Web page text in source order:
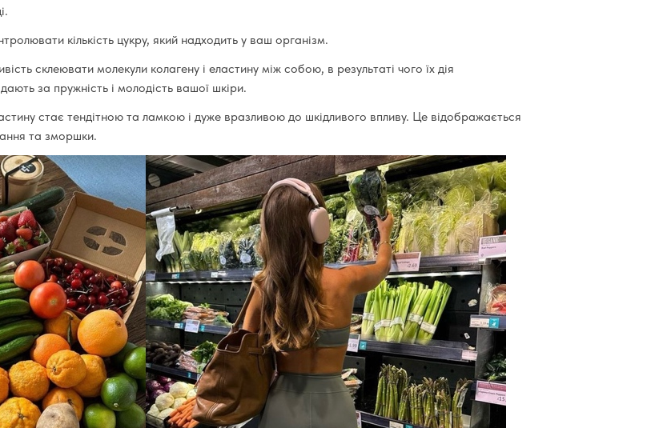
кількість цукру, який надходить у ваш організм.
склеювати молекули колагену і еластину між собою, в результаті чого їх дія
за пружність і молодість вашої шкіри.
стає тендітною та ламкою і дуже вразливою до шкідливого впливу. Це відображається
та зморшки.